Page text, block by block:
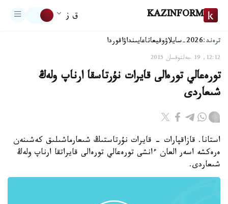
KAZINFORM ق ز
ترەند:2026-سايلاۋ وقيعاتاعايىنداۋاقوردا
12:12, 19 جەلتوقسان 2015
تورەعالي تورەالى قايرات نۇرتاسقا ارناپ ولەڭ
شىعاردى
استانا. قازاقپارات - قايرات نۇرتاستىڭ شىعارماشىلىق كەشىنەن
ەرەكشە اسەر العان ءانشى تورەعالي تورەالى قايراتقا ارناپ ولەڭ
شىعاردى.